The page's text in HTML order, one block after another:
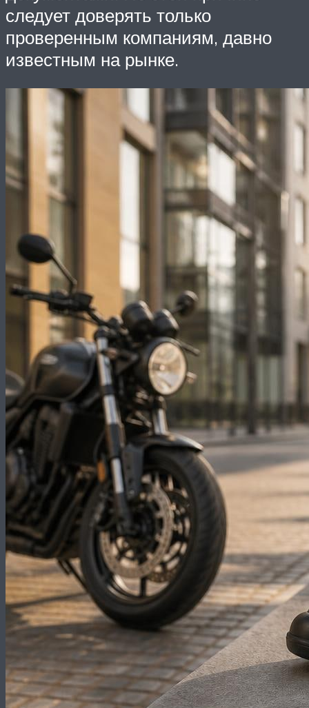
следует доверять только
проверенным компаниям, давно
известным на рынке.